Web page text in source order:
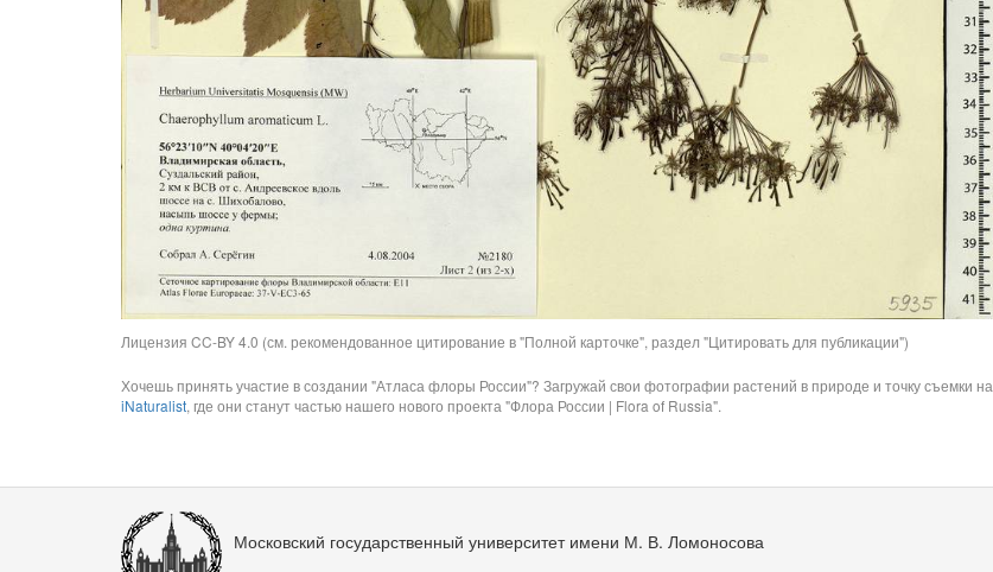
Лицензия CC-BY 4.0 (см. рекомендованное цитирование в "Полной карточке", раздел "Цитировать для публикации")
Хочешь принять участие в создании "Атласа флоры России"? Загружай свои фотографии растений в природе и точку съемки на
iNaturalist, где они станут частью нашего нового проекта "Флора России | Flora of Russia".
Московский государственный университет имени М. В. Ломоносова